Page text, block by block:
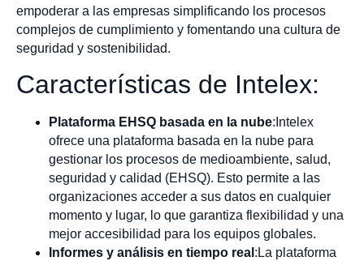
empoderar a las empresas simplificando los procesos
complejos de cumplimiento y fomentando una cultura de
seguridad y sostenibilidad.
Características de Intelex:
Plataforma EHSQ basada en la nube:Intelex
ofrece una plataforma basada en la nube para
gestionar los procesos de medioambiente, salud,
seguridad y calidad (EHSQ). Esto permite a las
organizaciones acceder a sus datos en cualquier
momento y lugar, lo que garantiza flexibilidad y una
mejor accesibilidad para los equipos globales.
Informes y análisis en tiempo real :La plataforma